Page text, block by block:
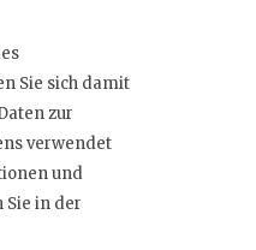
Sie sich damit
zur
verwendet
und
in der